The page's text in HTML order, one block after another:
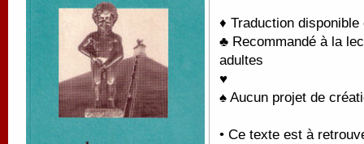
♦ Traduction
♣ Recommandé à la
adultes
♥
♠ Aucun projet de
• Ce texte est à